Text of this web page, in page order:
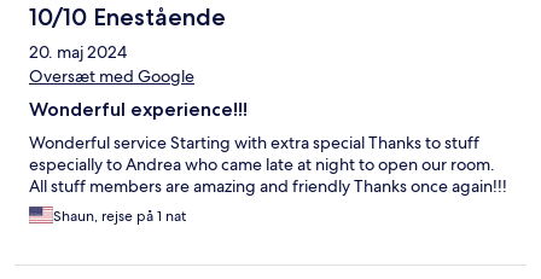
10/10 Enestående
20. maj 2024
Oversæt med Google
Wonderful experience!!!
Wonderful service Starting with extra special Thanks to stuff
especially to Andrea who came late at night to open our room.
All stuff members are amazing and friendly Thanks once again!!!
Shaun, rejse på 1 nat